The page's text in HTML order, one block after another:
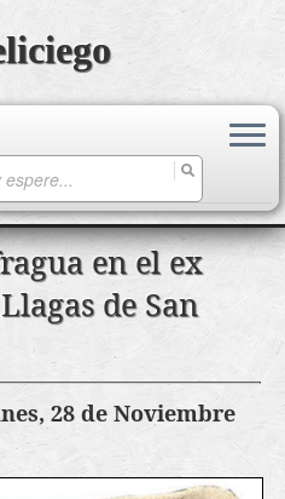
en el ex
de San
28 de Noviembre